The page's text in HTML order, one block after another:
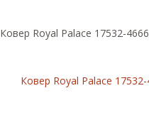
Ковер Royal Palace 17532-4666